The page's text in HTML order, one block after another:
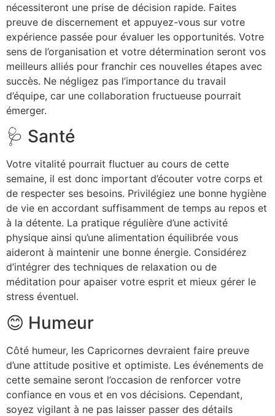
nécessiteront une prise de décision rapide. Faites
preuve de discernement et appuyez-vous sur votre
expérience passée pour évaluer les opportunités. Votre
sens de l’organisation et votre détermination seront vos
meilleurs alliés pour franchir ces nouvelles étapes avec
succès. Ne négligez pas l’importance du travail
d’équipe, car une collaboration fructueuse pourrait
émerger.
🩺 Santé
Votre vitalité pourrait fluctuer au cours de cette
semaine, il est donc important d’écouter votre corps et
de respecter ses besoins. Privilégiez une bonne hygiène
de vie en accordant suffisamment de temps au repos et
à la détente. La pratique régulière d’une activité
physique ainsi qu’une alimentation équilibrée vous
aideront à maintenir une bonne énergie. Considérez
d’intégrer des techniques de relaxation ou de
méditation pour apaiser votre esprit et mieux gérer le
stress éventuel.
😊 Humeur
Côté humeur, les Capricornes devraient faire preuve
d’une attitude positive et optimiste. Les événements de
cette semaine seront l’occasion de renforcer votre
confiance en vous et en vos décisions. Cependant,
soyez vigilant à ne pas laisser passer des détails